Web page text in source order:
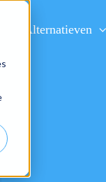
Alternatieven